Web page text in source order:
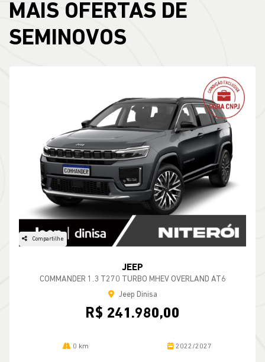
MAIS OFERTAS DE
SEMINOVOS
Compartilhe
JEEP
COMMANDER 1.3 T270 TURBO MHEV OVERLAND AT6
Jeep Dinisa
R$ 241.980,00
0 km 2022/2027